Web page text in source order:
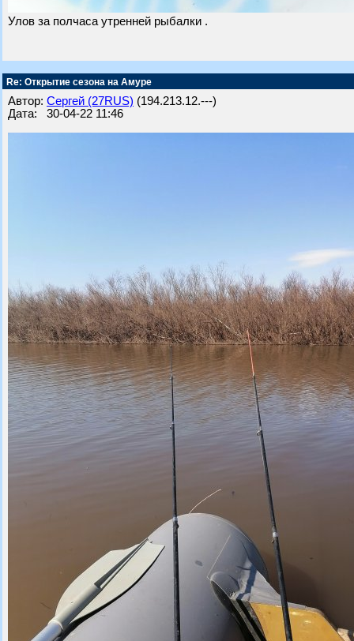
Улов за полчаса утренней рыбалки .
Re: Открытие сезона на Амуре
Автор: Сергей (27RUS) (194.213.12.---)
Дата: 30-04-22 11:46